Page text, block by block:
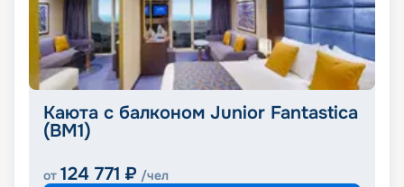
Каюта с балконом Junior Fantastica
(BM1)
от 124 771 ₽ /чел